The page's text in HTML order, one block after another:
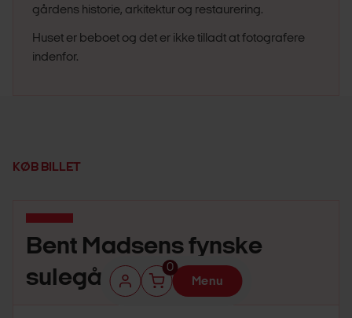
0
Menu
gårdens historie, arkitektur og restaurering.
Huset er beboet og det er ikke tilladt at fotografere
indenfor.
KØB BILLET
Bent Madsens fynske
sulegård